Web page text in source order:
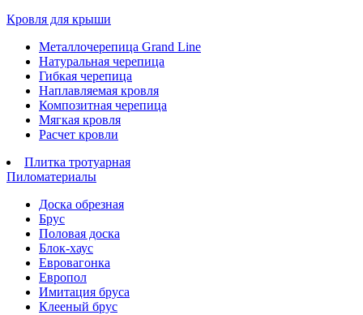
Кровля для крыши
Металлочерепица Grand Line
Натуральная черепица
Гибкая черепица
Наплавляемая кровля
Композитная черепица
Мягкая кровля
Расчет кровли
Плитка тротуарная
Пиломатериалы
Доска обрезная
Брус
Половая доска
Блок-хаус
Евровагонка
Европол
Имитация бруса
Клееный брус